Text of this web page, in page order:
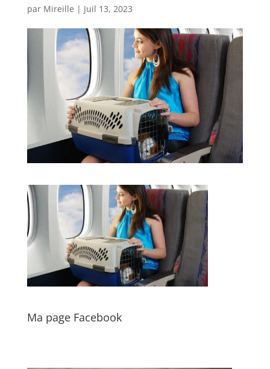
par Mireille | Juil 13, 2023
Ma page Facebook